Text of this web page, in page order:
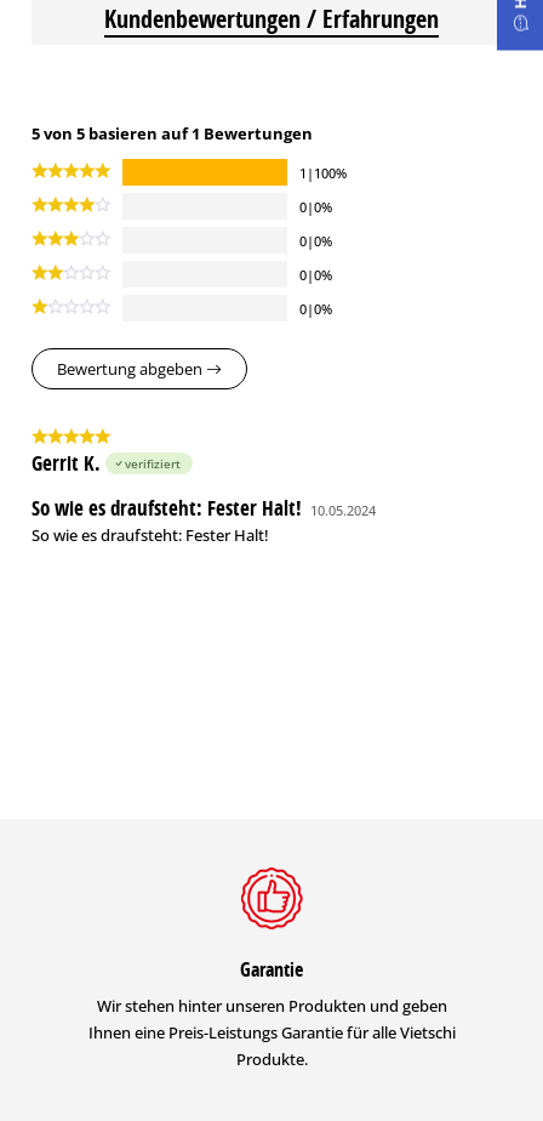
Kundenbewertungen / Erfahrungen
5 von 5 basieren auf 1 Bewertungen
1|100%
0|0%
0|0%
0|0%
0|0%
Bewertung abgeben
Gerrit K. verifiziert
So wie es draufsteht: Fester Halt! 10.05.2024
So wie es draufsteht: Fester Halt!
Garantie
Wir stehen hinter unseren Produkten und geben
Ihnen eine Preis-Leistungs Garantie für alle Vietschi
Produkte.